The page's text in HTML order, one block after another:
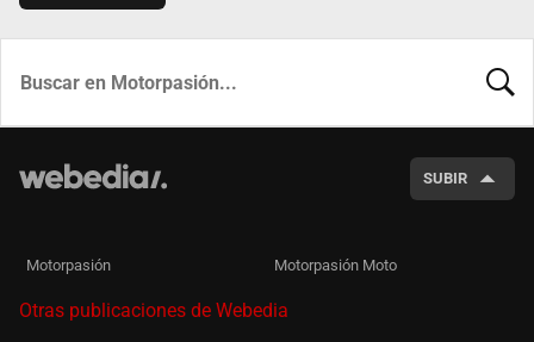
SUBIR
Motorpasión Motorpasión Moto
Otras publicaciones de Webedia